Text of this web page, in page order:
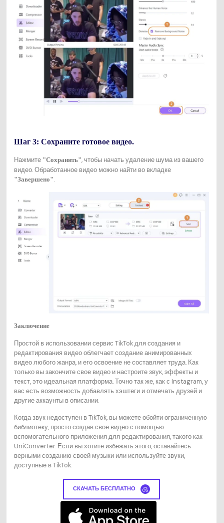
Шаг 3: Сохраните готовое видео.
Нажмите "Сохранить", чтобы начать удаление шума из вашего
видео. Обработанное видео можно найти во вкладке
"Завершено".
Заключение
Простой в использовании сервис TikTok для создания и
редактирования видео облегчает создание анимированных
видео любого жанра, и его освоение не составляет труда. Как
только вы закончите свое видео и настроите звук, эффекты и
текст, это идеальная платформа. Точно так же, как с Instagram, у
вас есть возможность добавлять хэштеги и отмечать друзей и
другие аккаунты в описании.
Когда звук недоступен в TikTok, вы можете обойти ограниченную
библиотеку, просто создав свое видео с помощью
вспомогательного приложения для редактирования, такого как
UniConverter. Если вы хотите избежать этого, оставайтесь
верными созданию своей музыки или используйте звуки,
доступные в TikTok.
СКАЧАТЬ БЕСПЛАТНО